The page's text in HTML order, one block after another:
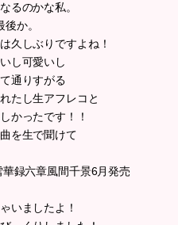
るのかな私。
か。
久しぶりですよね！
し可愛いし
通りすがる
たし生アフレコと
かったです！！
を生で聞けて
録六章風間千景6月発売
いましたよ！